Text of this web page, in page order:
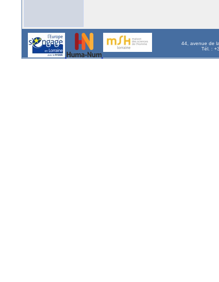
44, avenue de
Tél. :